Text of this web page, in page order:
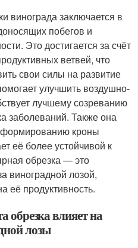
винограда заключается в
побегов и
Это достигается за счёт
ветвей, что
свои силы на развитие
улучшить воздушно-
лучшему созреванию
заболеваний. Также она
формированию кроны
её более устойчивой к
обрезка — это
виноградной лозой,
её продуктивность.
обрезка влияет на
лозы